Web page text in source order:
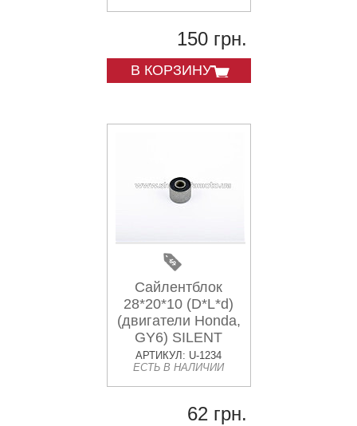
150 грн.
В КОРЗИНУ
Сайлентблок
28*20*10 (D*L*d)
(двигатели Honda,
GY6) SILENT
АРТИКУЛ: U-1234
ЕСТЬ В НАЛИЧИИ
62 грн.